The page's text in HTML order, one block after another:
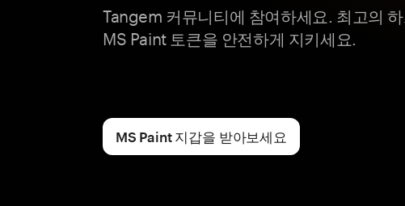
Tangem 커뮤니티에 참여하세요. 최고의
MS Paint 토큰을 안전하게 지키세요.
MS Paint 지갑을 받아보세요